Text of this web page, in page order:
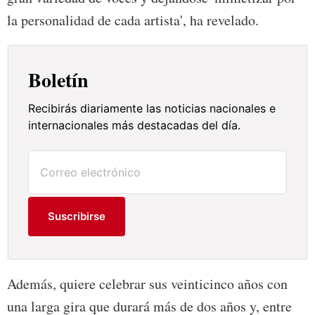
la personalidad de cada artista', ha revelado.
Boletín
Recibirás diariamente las noticias nacionales e
internacionales más destacadas del día.
Suscribirse
Además, quiere celebrar sus veinticinco años con
una larga gira que durará más de dos años y, entre